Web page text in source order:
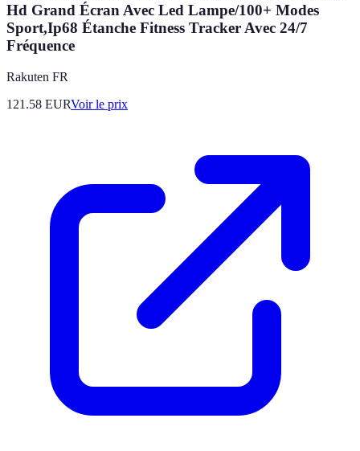
Hd Grand Écran Avec Led Lampe/100+ Modes
Sport,Ip68 Étanche Fitness Tracker Avec 24/7
Fréquence
Rakuten FR
121.58 EURVoir le prix